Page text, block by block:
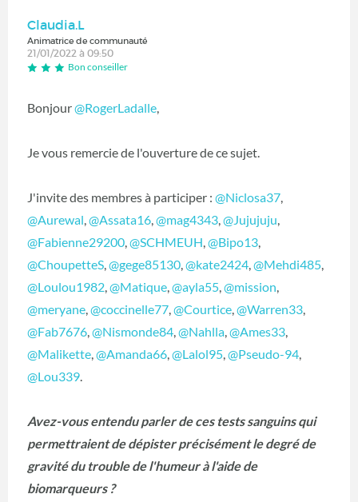
Claudia.L
Animatrice de communauté
21/01/2022 à 09:50
Bon conseiller
Bonjour@RogerLadalle
Je vous remercie de l'ouverture de ce sujet.
J'invite des membres à participer : @Niclosa37
@Aurewal @Assata16 @mag4343 @Jujujuju
@Fabienne29200 @SCHMEUH @Bipo13
@ChoupetteS @gege85130 @kate2424 @Mehdi485
@Loulou1982 @Matique @ayla55 @mission
@meryane @coccinelle77 @Courtice @Warren33
@Fab7676 @Nismonde84 @Nahlla @Ames33
@Malikette @Amanda66 @Lalol95 @Pseudo-94
@Lou339
Avez-vous entendu parler de ces tests sanguins qui
permettraient de dépister précisément le degré de
gravité du trouble de l'humeur à l'aide de
biomarqueurs ?